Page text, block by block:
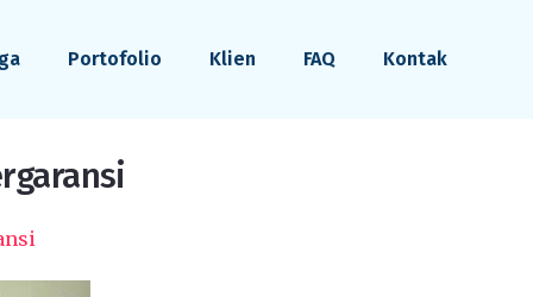
Portofolio Klien FAQ Kontak